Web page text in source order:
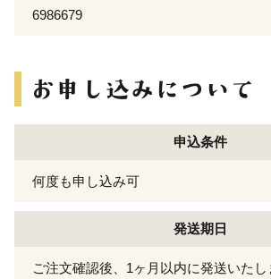
6986679
申込条件
何度も申し込み可
発送期日
ご注文確認後、1ヶ月以内に発送いたし